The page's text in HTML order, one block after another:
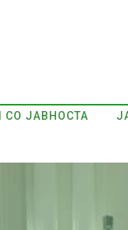
ЈАВНОСТА